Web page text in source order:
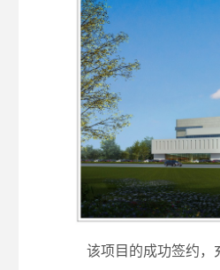
该项目的成功签约，